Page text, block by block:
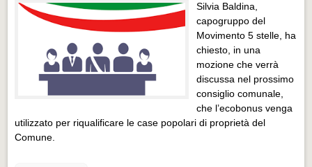
Silvia Baldina,
capogruppo del
Movimento 5 stelle, ha
chiesto, in una
mozione che verrà
discussa nel prossimo
consiglio comunale,
che l’ecobonus venga
utilizzato per riqualificare le case popolari di proprietà del
Comune.